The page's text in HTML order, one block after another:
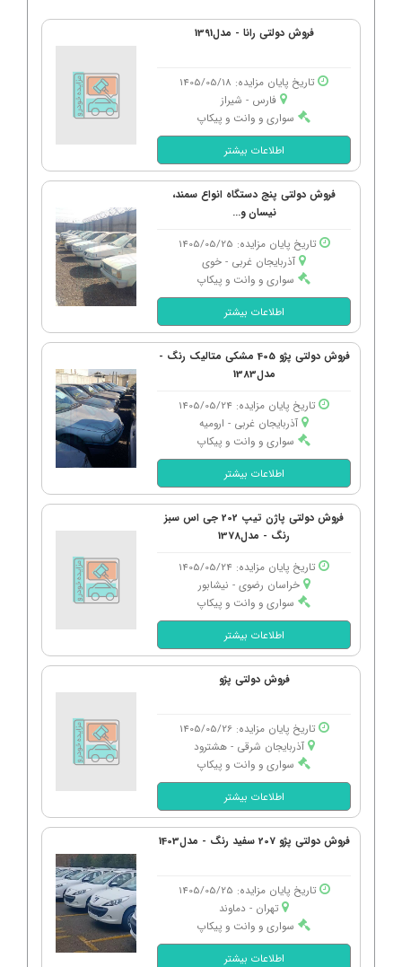
فروش دولتی رانا - مدل1391
تاریخ پایان مزایده: 1405/05/18
فارس - شیراز
سواری و وانت و پیکاپ
اطلاعات بیشتر
فروش دولتی پنج دستگاه انواع سمند،
نیسان و...
تاریخ پایان مزایده: 1405/05/25
آذربایجان غربی - خوی
سواری و وانت و پیکاپ
اطلاعات بیشتر
فروش دولتی پژو 405 مشکی متالیک رنگ -
مدل1383
تاریخ پایان مزایده: 1405/05/24
آذربایجان غربی - ارومیه
سواری و وانت و پیکاپ
اطلاعات بیشتر
فروش دولتی پاژن تیپ 202 جی اس سبز
رنگ - مدل1378
تاریخ پایان مزایده: 1405/05/24
خراسان رضوی - نیشابور
سواری و وانت و پیکاپ
اطلاعات بیشتر
فروش دولتی پژو
تاریخ پایان مزایده: 1405/05/26
آذربایجان شرقی - هشترود
سواری و وانت و پیکاپ
اطلاعات بیشتر
فروش دولتی پژو 207 سفید رنگ - مدل1403
تاریخ پایان مزایده: 1405/05/25
تهران - دماوند
سواری و وانت و پیکاپ
اطلاعات بیشتر